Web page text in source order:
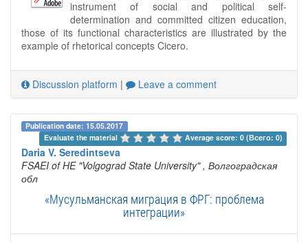
instrument of social and political self-
determination and committed citizen education,
those of its functional characteristics are illustrated by the
example of rhetorical concepts Cicero.
Discussion platform | Leave a comment
Publication date: 15.05.2017
Evaluate the material
Average score: 0 (Всего: 0)
Daria V. Seredintseva
FSAEI of HE "Volgograd State University" , Волгоградская
обл
«Мусульманская миграция в ФРГ: проблема
интеграции»